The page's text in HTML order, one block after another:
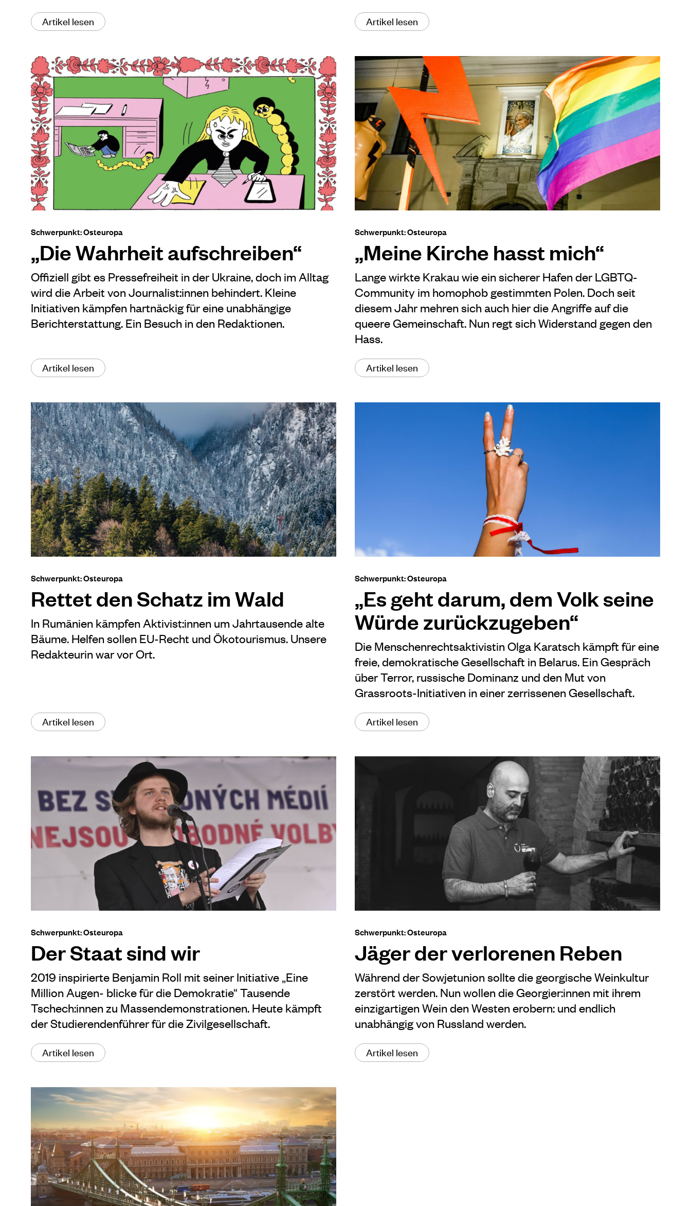
Artikel lesen Artikel lesen
Schwerpunkt: Osteuropa
„Die Wahrheit aufschreiben“
Offiziell gibt es Pressefreiheit in der Ukraine, doch im Alltag
wird die Arbeit von Journalist:innen behindert. Kleine
Initiativen kämpfen hartnäckig für eine unabhängige
Berichterstattung. Ein Besuch in den Redaktionen.
Artikel lesen
Schwerpunkt: Osteuropa
„Meine Kirche hasst mich“
Lange wirkte Krakau wie ein sicherer Hafen der LGBTQ-
Community im homophob gestimmten Polen. Doch seit
diesem Jahr mehren sich auch hier die Angriffe auf die
queere Gemeinschaft. Nun regt sich Widerstand gegen den
Hass.
Artikel lesen
Schwerpunkt: Osteuropa
Rettet den Schatz im Wald
In Rumänien kämpfen Aktivist:innen um Jahrtausende alte
Bäume. Helfen sollen EU-Recht und Ökotourismus. Unsere
Redakteurin war vor Ort.
Artikel lesen
Schwerpunkt: Osteuropa
„Es geht darum, dem Volk seine
Würde zurückzugeben“
Die Menschenrechtsaktivistin Olga Karatsch kämpft für eine
freie, demokratische Gesellschaft in Belarus. Ein Gespräch
über Terror, russische Dominanz und den Mut von
Grassroots-Initiativen in einer zerrissenen Gesellschaft.
Artikel lesen
Schwerpunkt: Osteuropa
Der Staat sind wir
2019 inspirierte Benjamin Roll mit seiner Initiative „Eine
Million Augen- blicke für die Demokratie“ Tausende
Tschech:innen zu Massendemonstrationen. Heute kämpft
der Studierendenführer für die Zivilgesellschaft.
Artikel lesen
Schwerpunkt: Osteuropa
Jäger der verlorenen Reben
Während der Sowjetunion sollte die georgische Weinkultur
zerstört werden. Nun wollen die Georgier:innen mit ihrem
einzigartigen Wein den Westen erobern: und endlich
unabhängig von Russland werden.
Artikel lesen